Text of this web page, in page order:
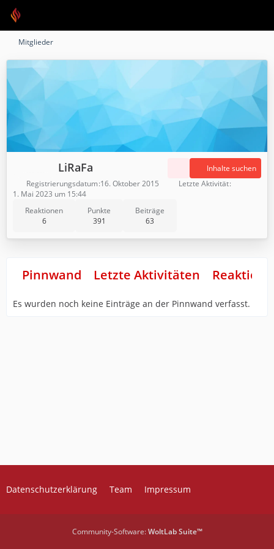
Mitglieder
LiRaFa
Reaktionen
6
Punkte
391
Beiträge
63
Inhalte suchen
Registrierungsdatum 16. Oktober 2015
Letzte Aktivität
1. Mai 2023 um 15:44
Pinnwand Letzte Aktivitäten
Es wurden noch keine Einträge an der Pinnwand verfasst.
Datenschutzerklärung Team Impressum
Community-Software:WoltLab Suite™